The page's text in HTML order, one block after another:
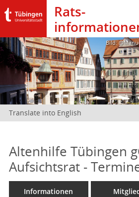
Rats­
Bild:
Translate into English
Altenhilfe Tübingen
Aufsichtsrat -
Informationen